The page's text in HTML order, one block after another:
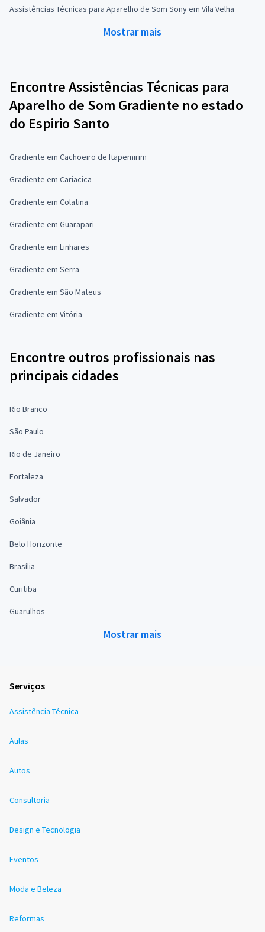
Assistências Técnicas para Aparelho de Som Sony em Vila Velha
Mostrar mais
Encontre Assistências Técnicas para
Aparelho de Som Gradiente no estado
do Espirio Santo
Gradiente em Cachoeiro de Itapemirim
Gradiente em Cariacica
Gradiente em Colatina
Gradiente em Guarapari
Gradiente em Linhares
Gradiente em Serra
Gradiente em São Mateus
Gradiente em Vitória
Encontre outros profissionais nas
principais cidades
Rio Branco
São Paulo
Rio de Janeiro
Fortaleza
Salvador
Goiânia
Belo Horizonte
Brasília
Curitiba
Guarulhos
Mostrar mais
Serviços
Assistência Técnica
Aulas
Autos
Consultoria
Design e Tecnologia
Eventos
Moda e Beleza
Reformas